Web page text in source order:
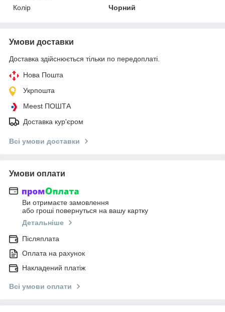
Колір
Чорний
Умови доставки
Доставка здійснюється тільки по передоплаті.
Нова Пошта
Укрпошта
Meest ПОШТА
Доставка кур'єром
Всі умови доставки
Умови оплати
Ви отримаєте замовлення
або гроші повернуться на вашу картку
Детальніше
Післяплата
Оплата на рахунок
Накладений платіж
Всі умови оплати